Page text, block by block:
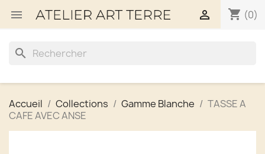
 shopping_cart (0)

search
Accueil Collections Gamme Blanche
TASSE A
CAFE AVEC ANSE